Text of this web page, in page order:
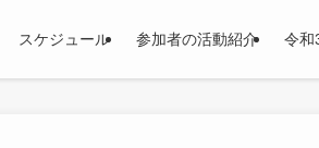
スケジュール 参加者の活動紹介 令和